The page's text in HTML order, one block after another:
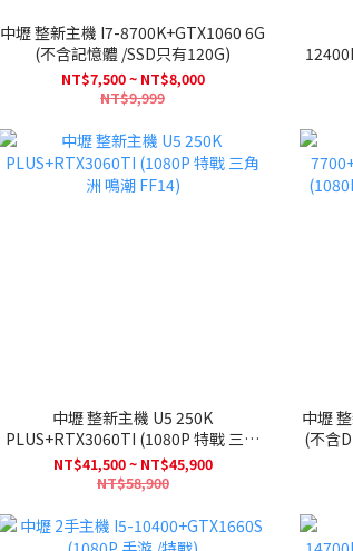
中壢 整新主機 I7-8700K+GTX1060 6G
(不含記憶體 /SSD只有120G)
NT$7,500 ~ NT$8,000
NT$9,999
中壢 整新主機 U5 250K
PLUS+RTX3060TI (1080P 特戰 三角
洲 鳴潮 FF14)
NT$41,500 ~ NT$45,900
NT$58,900
中壢 整新2手
(不含DDR5